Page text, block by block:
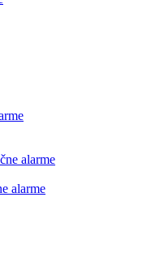
alarme
alarme